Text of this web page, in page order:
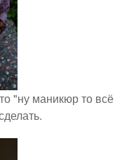
"ну маникюр то всё